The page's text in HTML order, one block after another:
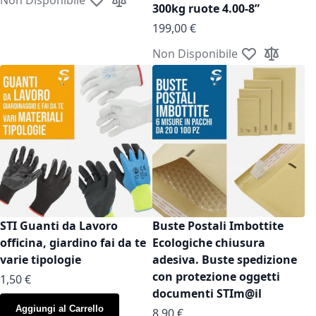
Aggiungi alla lista desideri
Aggiungi al confronto
300kg ruote 4.00-8”
199,00 €
Non Disponibile Aggiungi alla
Aggiungi
STI Guanti da Lavoro
officina, giardino fai da te
varie tipologie
As low as
1,50 €
Aggiungi al Carrello
Buste Postali Imbottite
Ecologiche chiusura
adesiva. Buste spedizione
con protezione oggetti
documenti STIm@il
As low as